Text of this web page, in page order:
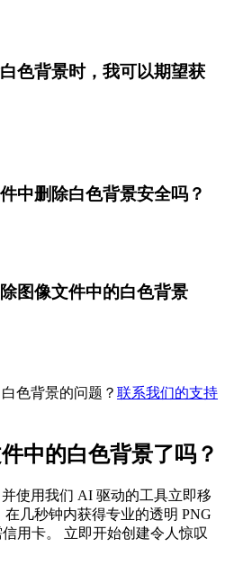
色背景时，我可以期望获
中删除白色背景安全吗？
图像文件中的白色背景
色背景的问题？ 联系我们的支持
中的白色背景了吗？
使用我们 AI 驱动的工具立即移
几秒钟内获得专业的透明 PNG
用卡。 立即开始创建令人惊叹